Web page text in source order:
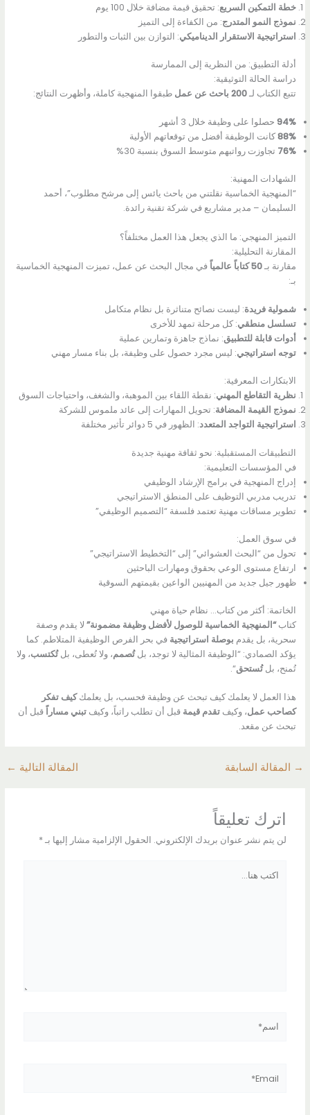
خطة التمكين السريع: تحقيق قيمة مضافة خلال 100 يوم
نموذج النمو المتدرج: من الكفاءة إلى التميز
استراتيجية الاستقرار الديناميكي: التوازن بين الثبات والتطور
أدلة التطبيق: من النظرية إلى الممارسة
دراسة الحالة التوثيقية:
تتبع الكتاب لـ200 باحث عن عمل طبقوا المنهجية كاملة، وأظهرت النتائج:
94%حصلوا على وظيفة خلال 3 أشهر
88%كانت الوظيفة أفضل من توقعاتهم الأولية
76% تجاوزت رواتبهم متوسط السوق بنسبة 30%
الشهادات المهنية:
“المنهجية الخماسية نقلتني من باحث يائس إلى مرشح مطلوب”، أحمد
السليمان – مدير مشاريع في شركة تقنية رائدة.
التميز المنهجي: ما الذي يجعل هذا العمل مختلفاً؟
المقارنة التحليلية:
مقارنة بـ50 كتاباً عالمياً
في مجال البحث عن عمل، تميزت المنهجية الخماسية
بـ:
شمولية فريدة: ليست نصائح متناثرة بل نظام متكامل
تسلسل منطقي: كل مرحلة تمهد للأخرى
أدوات قابلة للتطبيق: نماذج جاهزة وتمارين عملية
توجه استراتيجي: ليس مجرد حصول على وظيفة، بل بناء مسار مهني
الابتكارات المعرفية:
نظرية التقاطع المهني: نقطة اللقاء بين الموهبة، والشغف، واحتياجات السوق
نموذج القيمة المضافة: تحويل المهارات إلى عائد ملموس للشركة
استراتيجية التواجد المتعدد: الظهور في 5 دوائر تأثير مختلفة
التطبيقات المستقبلية: نحو ثقافة مهنية جديدة
في المؤسسات التعليمية:
إدراج المنهجية في برامج الإرشاد الوظيفي
تدريب مدربي التوظيف على المنطق الاستراتيجي
تطوير مساقات مهنية تعتمد فلسفة “التصميم الوظيفي”
في سوق العمل:
تحول من “البحث العشوائي” إلى “التخطيط الاستراتيجي”
ارتفاع مستوى الوعي بحقوق ومهارات الباحثين
ظهور جيل جديد من المهنيين الواعين بقيمتهم السوقية
الخاتمة: أكثر من كتاب… نظام حياة مهني
كتاب“المنهجية الخماسية للوصول لأفضل وظيفة مضمونة”لا يقدم وصفة
سحرية، بل يقدم بوصلة استراتيجية في بحر الفرص الوظيفية المتلاطم. كما
يؤكد الصمادي: “الوظيفة المثالية لا توجد، بلتُصمم، ولا تُعطى، بلتُكتسب، ولا
تُمنح، بلتُستحق“.
هذا العمل لا يعلمك كيف تبحث عن وظيفة فحسب، بل يعلمككيف تفكر
كصاحب عمل، وكيف تقدم قيمة قبل أن تطلب راتباً، وكيف تبني مساراًقبل أن
تبحث عن مقعد.
→ المقالة السابقة المقالة التالية ←
اترك تعليقاً
لن يتم نشر عنوان بريدك الإلكتروني. الحقول الإلزامية مشار إليها بـ *
هنا...